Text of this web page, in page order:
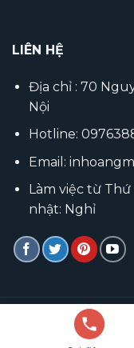
LIÊN HỆ
Địa chỉ : 70
Nội
Hotline:
Email:
Làm việc từ
nhật: Nghỉ